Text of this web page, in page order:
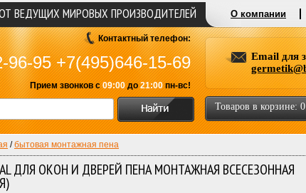
/бытовая монтажная пена
ДЛЯ ОКОН И ДВЕРЕЙ ПЕНА МОНТАЖНАЯ ВСЕСЕЗОННАЯ
ВЕДУЩИХ МИРОВЫХ ПРОИЗВОДИТЕЛЕЙ О компании
Контактный телефон:
96-95 +7(495)646-15-69
Прием звонков с09:00до21:00пн-вс!
Email для
Товаров в корзине: 0